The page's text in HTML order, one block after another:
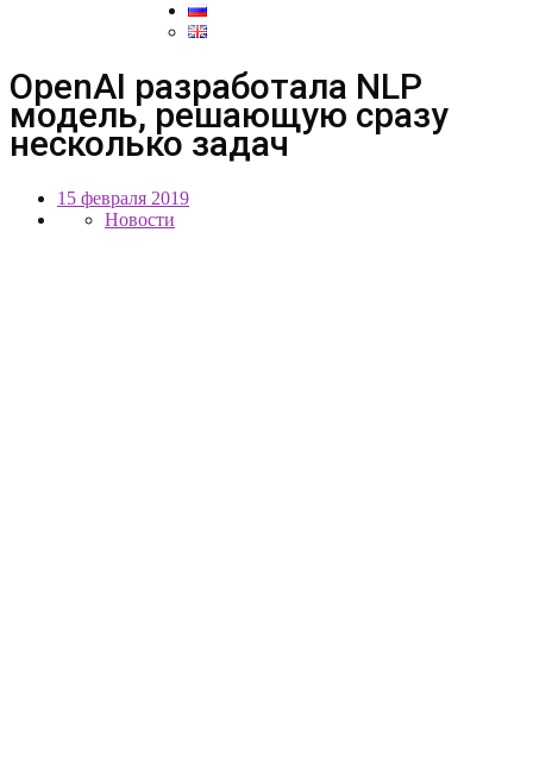
OpenAI разработала NLP
модель, решающую сразу
несколько задач
15 февраля 2019
Новости